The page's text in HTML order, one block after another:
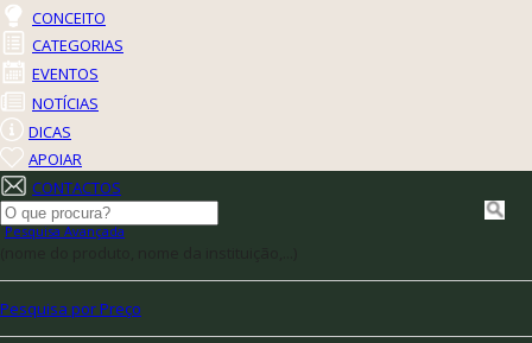
CONCEITO
CATEGORIAS
EVENTOS
NOTÍCIAS
DICAS
APOIAR
CONTACTOS
Pesquisa Avançada
Pesquisa por Preço